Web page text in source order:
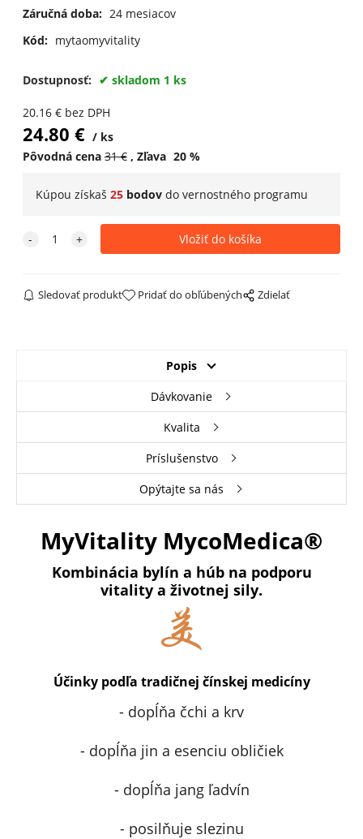
Záručná doba: 24 mesiacov
Kód: mytaomyvitality
Dostupnosť: skladom 1 ks
20.16€ bez DPH
24.80 €
ks
Pôvodná cena 31€ Zľava 20%
Kúpou získaš 25bodovdo vernostného programu
Sledovať produkt Pridať do obľúbených Zdielať
Popis
Dávkovanie
Kvalita
Príslušenstvo
Opýtajte sa nás
MyVitality MycoMedica®
Kombinácia bylín a húb na podporu
vitality a životnej sily.
Účinky podľa tradičnej čínskej medicíny
- dopĺňa čchi a krv
- dopĺňa jin a esenciu obličiek
- dopĺňa jang ľadvín
- posilňuje slezinu